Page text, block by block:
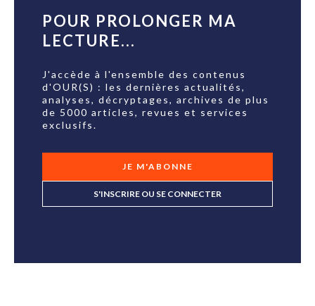
POUR PROLONGER MA
LECTURE...
J'accède à l'ensemble des contenus
d'OUR(S) : les dernières actualités,
analyses, décryptages, archives de plus
de 5000 articles, revues et services
exclusifs.
JE M'ABONNE
S'INSCRIRE OU SE CONNECTER